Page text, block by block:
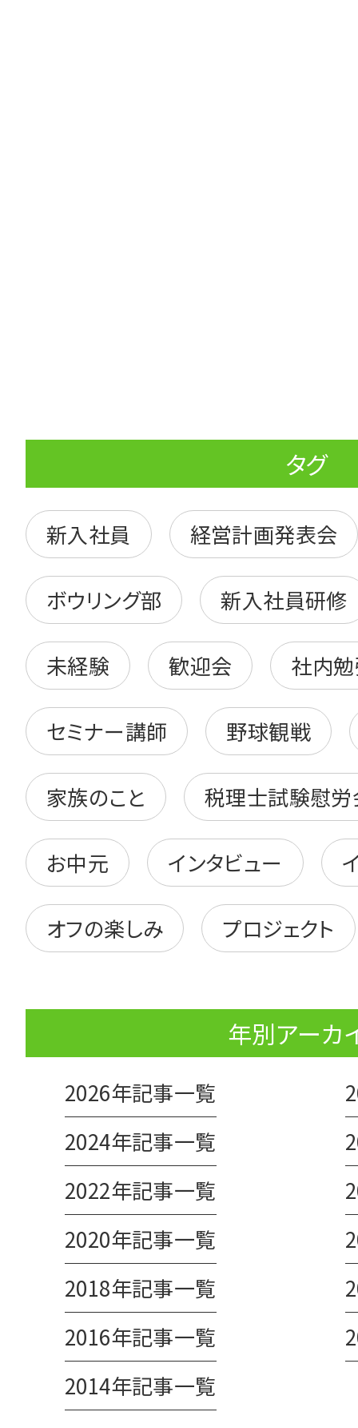
タグ
新入社員 経営計画発表会
ボウリング部 新入社員研修
未経験 歓迎会 社内
セミナー講師 野球観戦
家族のこと 税理士試験慰労
お中元 インタビュー
オフの楽しみ プロジェクト
年別アーカ
2026年記事一覧
2024年記事一覧
2022年記事一覧
2020年記事一覧
2018年記事一覧
2016年記事一覧
2014年記事一覧